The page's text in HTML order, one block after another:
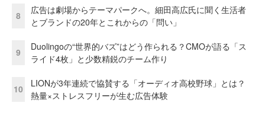
8
広告は劇場からテーマパークへ。細田高広氏に聞く生活者
とブランドの20年とこれからの「問い」
9
Duolingoの“世界的バズ”はどう作られる？CMOが語る「ス
ライド4枚」と少数精鋭のチーム作り
10
LIONが3年連続で協賛する「オーディオ高校野球」とは？
熱量×ストレスフリーが生む広告体験